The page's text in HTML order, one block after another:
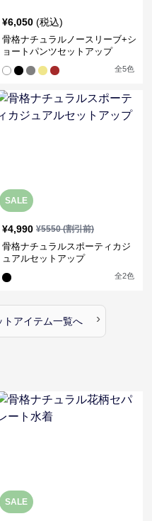
¥6,050 (税込)
骨格ナチュラルノースリーブ+シ
ョートパンツセットアップ
全5色
SALE
¥4,990 ¥5550(割引前)
骨格ナチュラルスポーティカジ
ュアルセットアップ
全2色
トアイテム一覧へ ›
SALE